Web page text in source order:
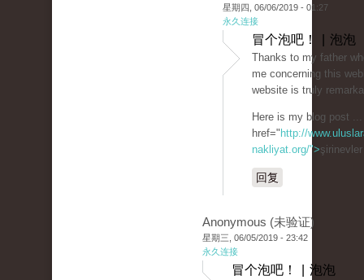
星期四, 06/06/2019 - 01:27
永久连接
冒个泡吧！ | 泡泡
Thanks to my father
me concerning this
website is truly
Here is my blog post
href=" http://
nakliyat.org/">
回复
Anonymous (未验证)
星期三, 06/05/2019 - 23:42
永久连接
冒个泡吧！ | 泡泡